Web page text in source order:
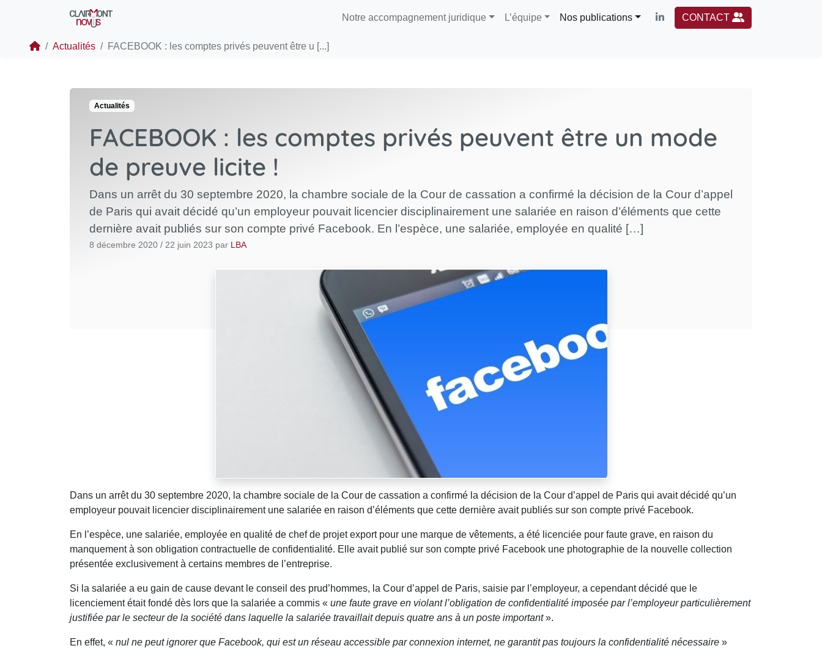
Notre accompagnement juridique L’équipe Nos publications CONTACT
Actualités FACEBOOK : les comptes privés peuvent être u [...]
Actualités
FACEBOOK : les comptes privés peuvent être un mode
de preuve licite !
Dans un arrêt du 30 septembre 2020, la chambre sociale de la Cour de cassation a confirmé la décision de la Cour d’appel
de Paris qui avait décidé qu’un employeur pouvait licencier disciplinairement une salariée en raison d’éléments que cette
dernière avait publiés sur son compte privé Facebook. En l’espèce, une salariée, employée en qualité […]
8 décembre 2020 / 22 juin 2023 par LBA
Dans un arrêt du 30 septembre 2020, la chambre sociale de la Cour de cassation a confirmé la décision de la Cour d’appel de Paris qui avait décidé qu’un
employeur pouvait licencier disciplinairement une salariée en raison d’éléments que cette dernière avait publiés sur son compte privé Facebook.
En l’espèce, une salariée, employée en qualité de chef de projet export pour une marque de vêtements, a été licenciée pour faute grave, en raison du
manquement à son obligation contractuelle de confidentialité. Elle avait publié sur son compte privé Facebook une photographie de la nouvelle collection
présentée exclusivement à certains membres de l’entreprise.
Si la salariée a eu gain de cause devant le conseil des prud’hommes, la Cour d’appel de Paris, saisie par l’employeur, a cependant décidé que le
licenciement était fondé dès lors que la salariée a commis « une faute grave en violant l’obligation de confidentialité imposée par l’employeur particulièrement
justifiée par le secteur de la société dans laquelle la salariée travaillait depuis quatre ans à un poste important».
En effet, « nul ne peut ignorer que Facebook, qui est un réseau accessible par connexion internet, ne garantit pas toujours la confidentialité nécessaire »